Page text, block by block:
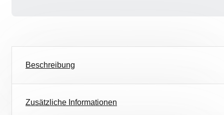
Beschreibung
Zusätzliche Informationen